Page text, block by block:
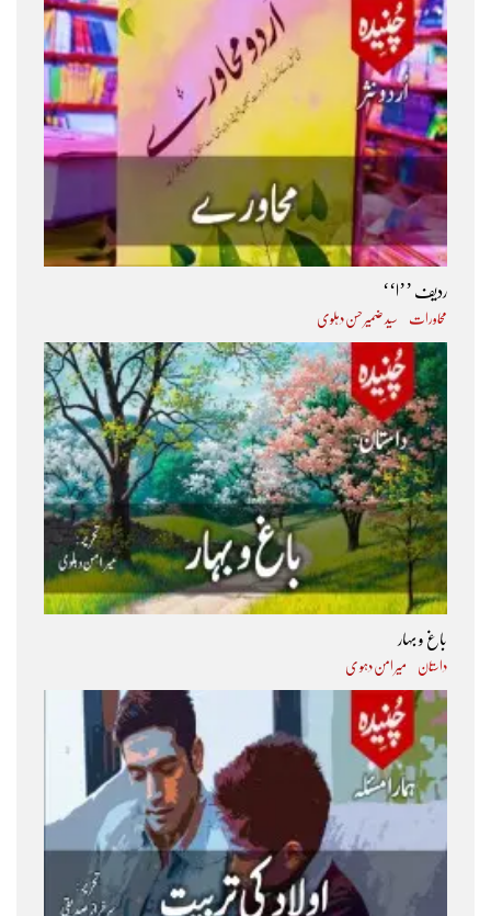
ردیف ’’ا‘‘
محاورات سید ضمیر حسن دہلوی
باغ و بہار
داستان میر امن دہو ی